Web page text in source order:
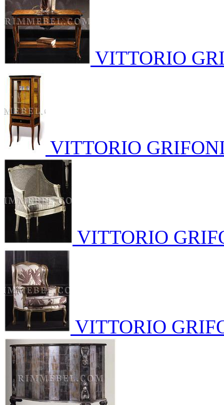
VITTORIO
VITTORIO
VITTORIO
VITTORIO